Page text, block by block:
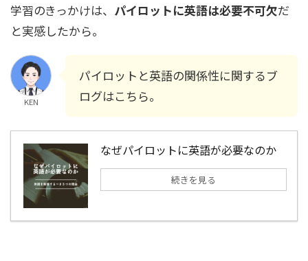
学習のきっかけは、 パイロットに英語は必要不可欠だ
と実感したから。
KEN
パイロットと英語の関係性に関するブ
ログはこちら。
なぜパイロットに英語が必要なのか
続きを見る